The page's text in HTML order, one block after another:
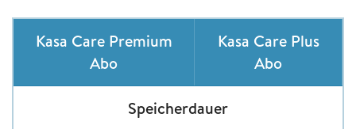
Kasa Care Premium
Abo
Kasa Care Plus
Abo
Speicherdauer